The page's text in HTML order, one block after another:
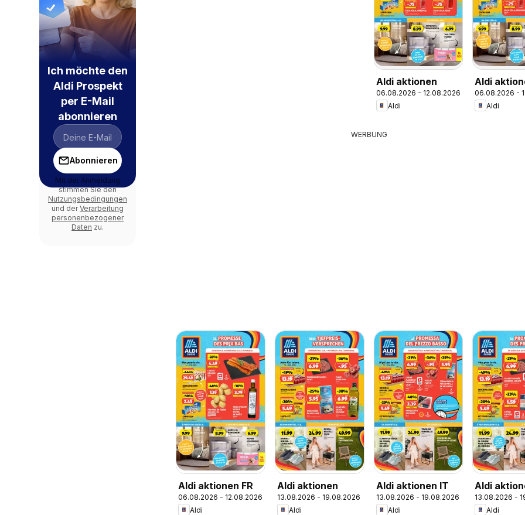
Aldi aktionen
06.08.2026 - 12.08.2026
Aldi
Aldi
06.08.2026 -
Aldi
WERBUNG
Aldi aktionen FR
06.08.2026 - 12.08.2026
Aldi
Aldi aktionen
13.08.2026 - 19.08.2026
Aldi
Aldi aktionen IT
13.08.2026 - 19.08.2026
Aldi
Aldi
13.08.2026 -
Aldi
Ich möchte den
Aldi Prospekt
per E-Mail
abonnieren
Abonnieren
Mit der Anmeldung
stimmen Sie den
Nutzungsbedingungen
und derVerarbeitung
personenbezogener
Daten zu.